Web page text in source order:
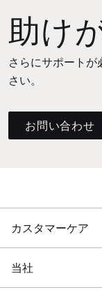
助け
さらにサポート
さい。
お問い合わせ
カスタマーケア
当社